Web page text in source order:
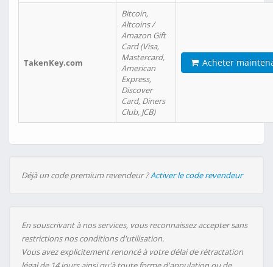
TakenKey.com
Bitcoin,
Altcoins /
Amazon Gift
Card (Visa,
Mastercard,
American
Express,
Discover
Card, Diners
Club, JCB)
Acheter
Déjà un code premium revendeur ?Activer le code revendeur
En souscrivant à nos services, vous reconnaissez accepter sans
restrictions nos conditions d'utilisation.
Vous avez explicitement renoncé à votre délai de rétractation